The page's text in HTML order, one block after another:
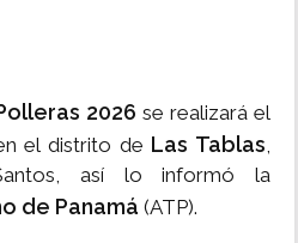
2026 se realizará el
el distrito de Las Tablas,
así lo informó la
de Panamá (ATP).